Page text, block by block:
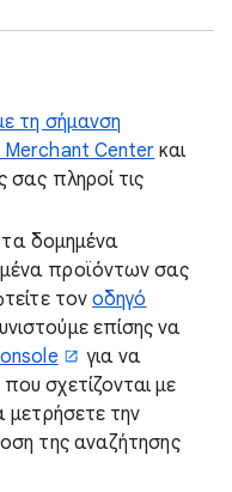
τη σήμανση
Merchant Center και
σας πληροί τις
τα δομημένα
προϊόντων σας
τονοδηγό
επίσης να
για να
σχετίζονται με
μετρήσετε την
της αναζήτησης